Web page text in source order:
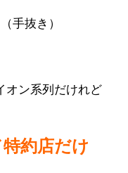
手抜き）
オン系列だけれど
約店だけ